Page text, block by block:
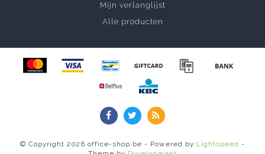
Mijn verlanglijst
Alle producten
© Copyright 2026 office-shop.be - Powered by Lightspeed -